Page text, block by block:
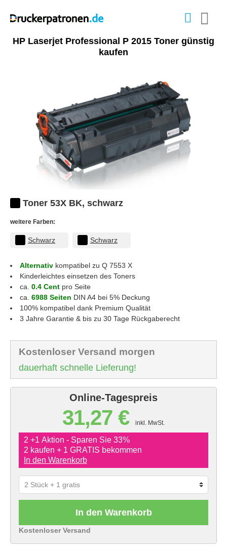
HP Laserjet Professional P 2015 Toner günstig
kaufen
Toner 53X BK, schwarz
weitere Farben:
Schwarz Schwarz
Alternativ kompatibel zu Q 7553 X
Kinderleichtes einsetzen des Toners
ca. 0.4 Cent pro Seite
ca. 6988 Seiten DIN A4 bei 5% Deckung
100% kompatibel dank Premium Qualität
3 Jahre Garantie & bis zu 30 Tage Rückgaberecht
Kostenloser Versand morgen
dauerhaft schnelle Lieferung!
Online-Tagespreis
31,27 € inkl. MwSt.
2 +1 Aktion - Sparen Sie 33%
2 kaufen + 1 GRATIS bekommen
In den Warenkorb
In den Warenkorb
Kostenloser Versand